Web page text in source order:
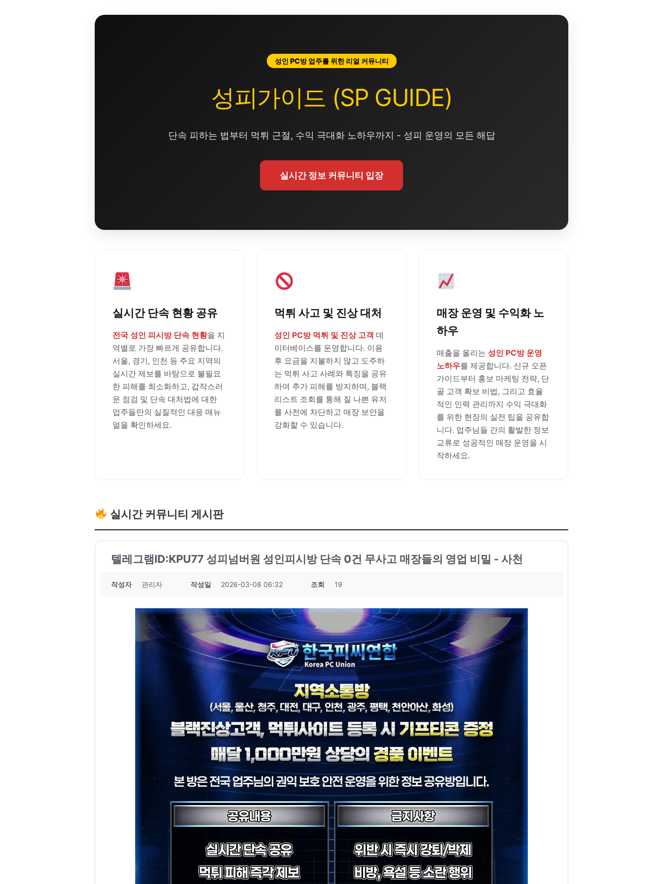
성인 PC방 업주를 위한 리얼 커뮤니티
성피가이드 (SP GUIDE)
단속 피하는 법부터 먹튀 근절, 수익 극대화 노하우까지 - 성피 운영의 모든 해답
실시간 정보 커뮤니티 입장
실시간 단속 현황 공유
전국 성인 피시방 단속 현황을 지
역별로 가장 빠르게 공유합니다.
서울, 경기, 인천 등 주요 지역의
실시간 제보를 바탕으로 불필요
한 피해를 최소화하고, 갑작스러
운 점검 및 단속 대처법에 대한
업주들만의 실질적인 대응 매뉴
얼을 확인하세요.
먹튀 사고 및 진상 대처
성인 PC방 먹튀 및 진상 고객 데
이터베이스를 운영합니다. 이용
후 요금을 지불하지 않고 도주하
는 먹튀 사고 사례와 특징을 공유
하여 추가 피해를 방지하며, 블랙
리스트 조회를 통해 질 나쁜 유저
를 사전에 차단하고 매장 보안을
강화할 수 있습니다.
매장 운영 및 수익화 노
하우
매출을 올리는 성인 PC방 운영
노하우를 제공합니다. 신규 오픈
가이드부터 홍보 마케팅 전략, 단
골 고객 확보 비법, 그리고 효율
적인 인력 관리까지 수익 극대화
를 위한 현장의 실전 팁을 공유합
니다. 업주님들 간의 활발한 정보
교류로 성공적인 매장 운영을 시
작하세요.
실시간 커뮤니티 게시판
텔레그램ID:KPU77 성피넘버원 성인피시방 단속 0건 무사고 매장들의 영업 비밀 - 사천
작성자 관리자 작성일 2026-03-08 06:32 조회 19